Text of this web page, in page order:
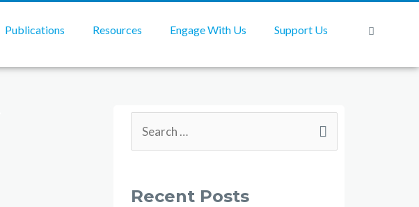
Publications Resources Engage With Us Support Us
Recent Posts